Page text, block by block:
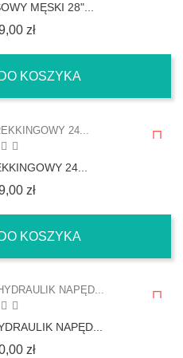
MĘSKI 28"...
złCena
KOSZYKA
24...
złCena
KOSZYKA
NAPĘD...
złCena